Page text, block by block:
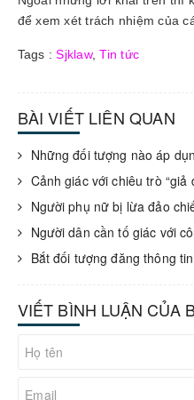
để xem xét trách nhiệm của
Tags :Sjklaw,Tin tức
BÀI VIẾT LIÊN QUAN
Những đối tượng nào áp
Cảnh giác với chiêu trò “giả
Người phụ nữ bị lừa đảo
Người dân cần tố giác với
Bắt đối tượng đăng thông
VIẾT BÌNH LUẬN CỦA